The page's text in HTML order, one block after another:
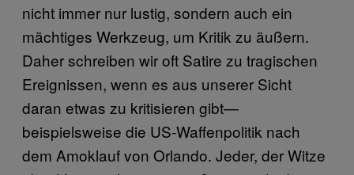
nicht immer nur lustig, sondern auch ein
mächtiges Werkzeug, um Kritik zu äußern.
Daher schreiben wir oft Satire zu tragischen
Ereignissen, wenn es aus unserer Sicht
daran etwas zu kritisieren gibt—
beispielsweise die US-Waffenpolitik nach
dem Amoklauf von Orlando. Jeder, der Witze